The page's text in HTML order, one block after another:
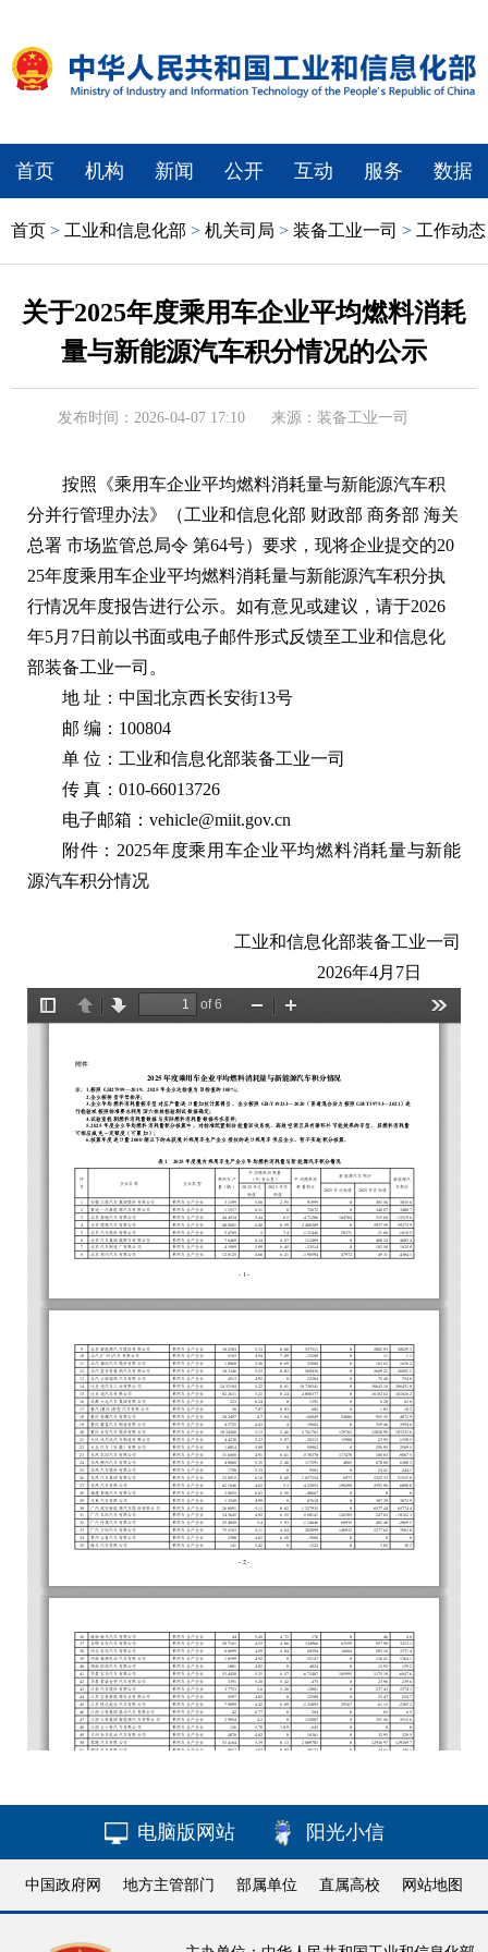
首页 机构 新闻 公开 互动 服务 数据
首页 > 工业和信息化部 > 机关司局 > 装备工业一司 > 工作动态
关于2025年度乘用车企业平均燃料消耗
量与新能源汽车积分情况的公示
发布时间：2026-04-07 17:10 来源：装备工业一司
按照《乘用车企业平均燃料消耗量与新能源汽车积
分并行管理办法》（工业和信息化部 财政部 商务部 海关
总署 市场监管总局令 第64号）要求，现将企业提交的20
25年度乘用车企业平均燃料消耗量与新能源汽车积分执
行情况年度报告进行公示。如有意见或建议，请于2026
年5月7日前以书面或电子邮件形式反馈至工业和信息化
部装备工业一司。
地 址：中国北京西长安街13号
邮 编：100804
单 位：工业和信息化部装备工业一司
传 真：010-66013726
电子邮箱：vehicle@miit.gov.cn
附件：2025年度乘用车企业平均燃料消耗量与新能
源汽车积分情况
工业和信息化部装备工业一司
2026年4月7日
电脑版网站 阳光小信
中国政府网 地方主管部门 部属单位 直属高校 网站地图